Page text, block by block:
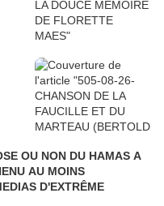
OU NON DU HAMAS A
AU MOINS